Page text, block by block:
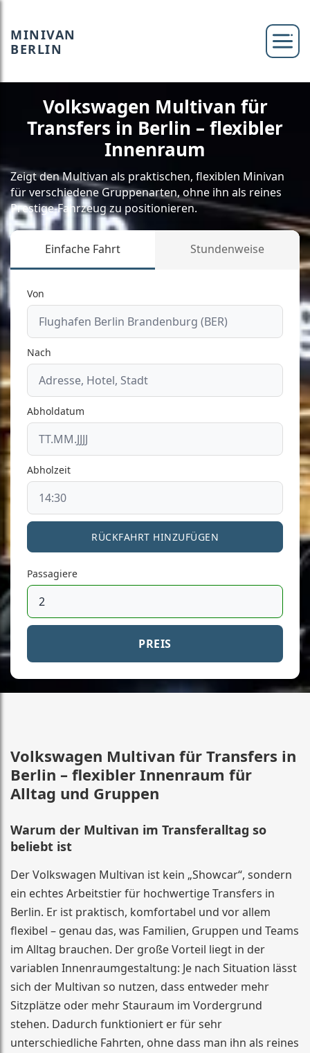
MINIVAN
BERLIN
Volkswagen Multivan für
Transfers in Berlin – flexibler
Innenraum
Zeigt den Multivan als praktischen, flexiblen Minivan
für verschiedene Gruppenarten, ohne ihn als reines
Prestige-Fahrzeug zu positionieren.
Einfache Fahrt Stundenweise
Von
Nach
Abholdatum
Abholzeit
RÜCKFAHRT HINZUFÜGEN
Passagiere
PREIS
Volkswagen Multivan für Transfers in
Berlin – flexibler Innenraum für
Alltag und Gruppen
Warum der Multivan im Transferalltag so
beliebt ist
Der Volkswagen Multivan ist kein „Showcar“, sondern
ein echtes Arbeitstier für hochwertige Transfers in
Berlin. Er ist praktisch, komfortabel und vor allem
flexibel – genau das, was Familien, Gruppen und Teams
im Alltag brauchen. Der große Vorteil liegt in der
variablen Innenraumgestaltung: Je nach Situation lässt
sich der Multivan so nutzen, dass entweder mehr
Sitzplätze oder mehr Stauraum im Vordergrund
stehen. Dadurch funktioniert er für sehr
unterschiedliche Fahrten, ohne dass man ihn als reines